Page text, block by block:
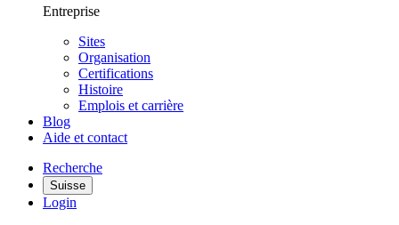
Entreprise
Sites
Organisation
Certifications
Histoire
Emplois et carrière
Blog
Aide et contact
Recherche
Suisse
Login